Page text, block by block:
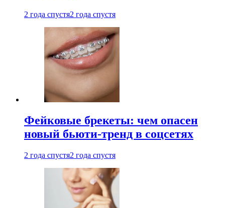
2 года спустя2 года спустя
Фейковые брекеты: чем опасен
новый бьюти-тренд в соцсетях
2 года спустя2 года спустя